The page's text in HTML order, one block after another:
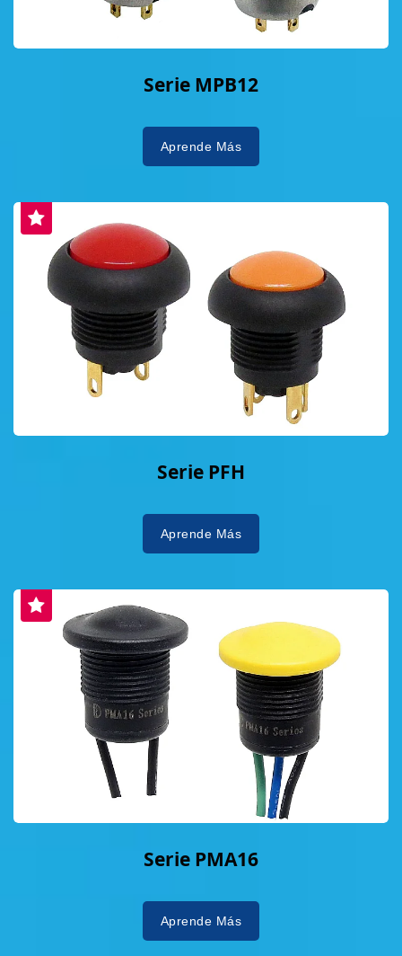
Serie MPB12
Aprende Más
Serie PFH
Aprende Más
Serie PMA16
Aprende Más